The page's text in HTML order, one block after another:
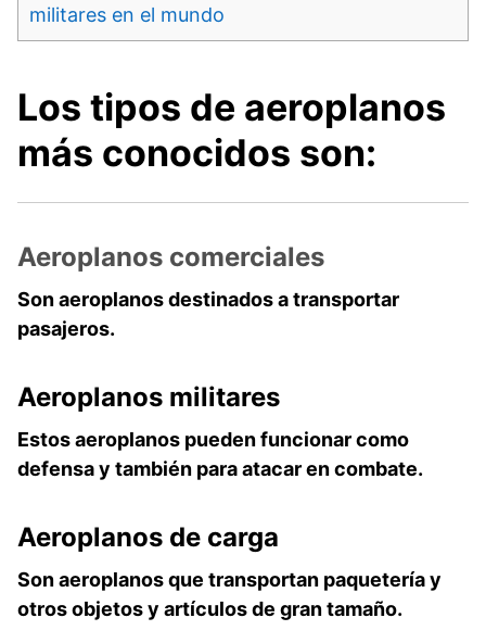
militares en el mundo
Los tipos de aeroplanos
más conocidos son:
Aeroplanos comerciales
Son aeroplanos destinados a transportar
pasajeros.
Aeroplanos militares
Estos aeroplanos pueden funcionar como
defensa y también para atacar en combate.
Aeroplanos de carga
Son aeroplanos que transportan paquetería y
otros objetos y artículos de gran tamaño.